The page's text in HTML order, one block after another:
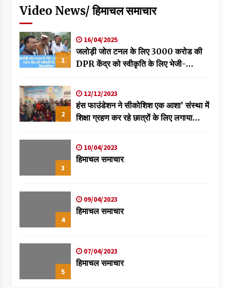
Video News/ हिमाचल समाचार
1
16/04/2025
जलोड़ी जोत टनल के लिए 3000 करोड की
DPR केंद्र को स्वीकृति के लिए भेजी-
2
12/12/2023
हंस फाउंडेशन ने सीकोशिश एक आशा’ संस्था में
शिक्षा ग्रहण कर रहे छात्रों के लिए लगाया
3
10/04/2023
हिमाचल समाचार
4
09/04/2023
हिमाचल समाचार
5
07/04/2023
हिमाचल समाचार